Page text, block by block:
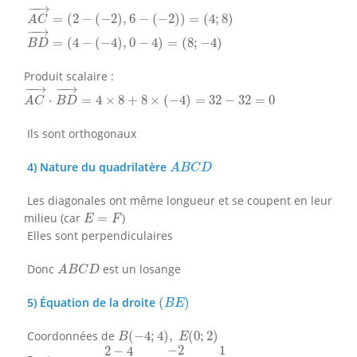
−
−→
AC = (2 − (−2), 6 − (−2)) = (4; 8)
AC→
−
−→
BD = (4 − (−4), 0 − 4) = (8; −4)
BD→ (4 −4 ,0− 4 (8 −4)
Produit scalaire :
−
−→
AC ⋅
−
−→
BD = 4 × 8 + 8 × (−4) = 32 − 32 = 0
AC→⋅BD→=4 ×
Ils sont orthogonaux
4) Nature du quadrilatère ABCD
A BCD
Les diagonales ont même longueur et se coupent en leur
milieu (car E = F
E=
)
Elles sont perpendiculaires
Donc ABCD
A BCD est un losange
5) Équation de la droite (BE)
(BE)
Coordonnées de B(−4; 4), E(0; 2)
B(− ;4 ), 0;2)
2 − 4
−2
1
m=2− 40−(− =−24 =−12